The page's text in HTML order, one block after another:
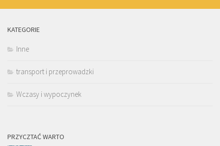
KATEGORIE
Inne
transport i przeprowadzki
Wczasy i wypoczynek
PRZYCZTAĆ WARTO